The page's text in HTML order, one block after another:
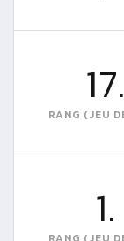
17.
RANG (JEU
1.